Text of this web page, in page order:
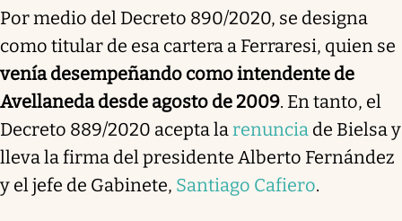
Por medio del Decreto 890/2020, se designa
como titular de esa cartera a Ferraresi, quien se
venía desempeñando como intendente de
Avellaneda desde agosto de 2009. En tanto, el
Decreto 889/2020 acepta larenuncia de Bielsa y
lleva la firma del presidente Alberto Fernández
y el jefe de Gabinete, Santiago Cafiero.